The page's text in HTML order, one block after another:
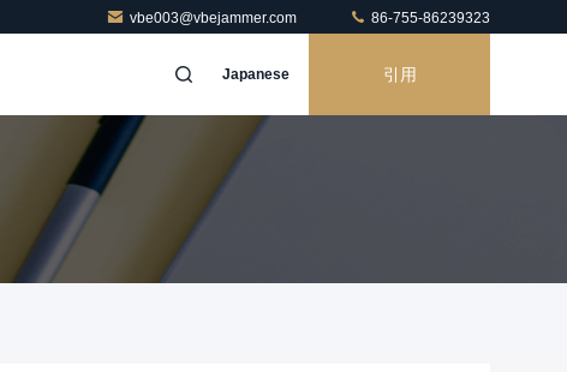
vbe003@vbejammer.com 86-755-86239323
Japanese 引用